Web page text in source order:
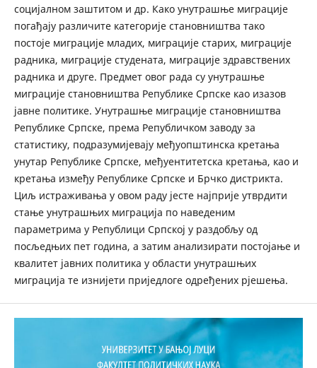
социјалном заштитом и др. Како унутрашње миграције
погађају различите категорије становништва тако
постоје миграције младих, миграције старих, миграције
радника, миграције студената, миграције здравствених
радника и друге. Предмет овог рада су унутрашње
миграције становништва Републике Српске као изазов
јавне политике. Унутрашње миграције становништва
Републике Српске, према Републичком заводу за
статистику, подразумијевају међуопштинска кретања
унутар Републике Српске, међуентитетска кретања, као и
кретања између Републике Српске и Брчко дистрикта.
Циљ истраживања у овом раду јесте најприје утврдити
стање унутрашњих миграција по наведеним
параметрима у Републици Српској у раздобљу од
посљедњих пет година, а затим анализирати постојање и
квалитет јавних политика у области унутрашњих
миграција те изнијети приједлоге одређених рјешења.